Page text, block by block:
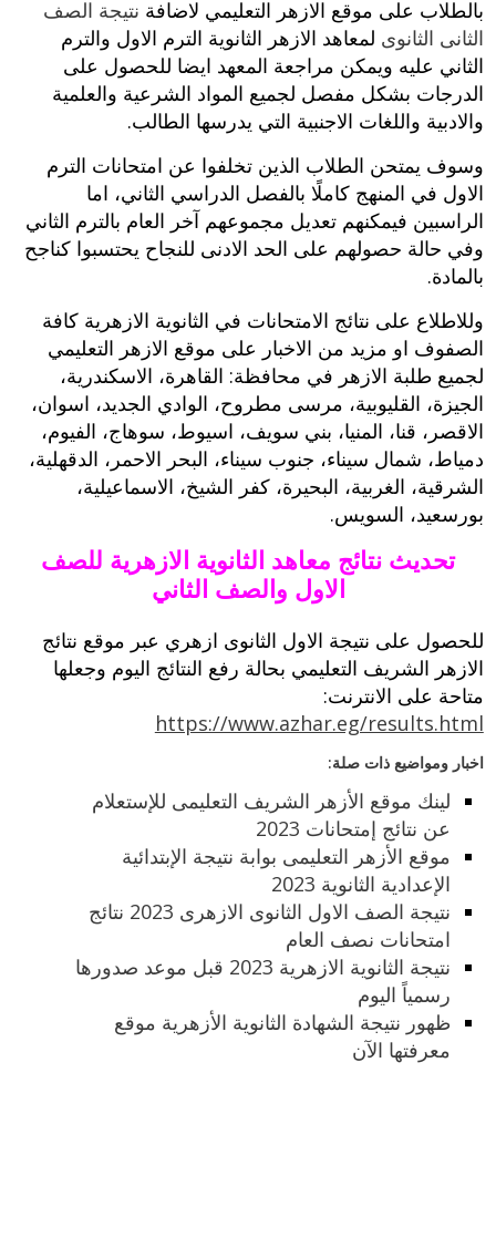
بالطلاب على موقع الازهر التعليمي لاضافة نتيجة الصف
الثانى الثانوى لمعاهد الازهر الثانوية الترم الاول والترم
الثاني عليه ويمكن مراجعة المعهد ايضا للحصول على
الدرجات بشكل مفصل لجميع المواد الشرعية والعلمية
والادبية واللغات الاجنبية التي يدرسها الطالب.
وسوف يمتحن الطلاب الذين تخلفوا عن امتحانات الترم
الاول في المنهج كاملًا بالفصل الدراسي الثاني، اما
الراسبين فيمكنهم تعديل مجموعهم آخر العام بالترم الثاني
وفي حالة حصولهم على الحد الادنى للنجاح يحتسبوا كناجح
بالمادة.
وللاطلاع على نتائج الامتحانات في الثانوية الازهرية كافة
الصفوف او مزيد من الاخبار على موقع الازهر التعليمي
لجميع طلبة الازهر في محافظة: القاهرة، الاسكندرية،
الجيزة، القليوبية، مرسى مطروح، الوادي الجديد، اسوان،
الاقصر، قنا، المنيا، بني سويف، اسيوط، سوهاج، الفيوم،
دمياط، شمال سيناء، جنوب سيناء، البحر الاحمر، الدقهلية،
الشرقية، الغربية، البحيرة، كفر الشيخ، الاسماعيلية،
بورسعيد، السويس.
تحديث نتائج معاهد الثانوية الازهرية للصف
الاول والصف الثاني
للحصول على نتيجة الاول الثانوى ازهري عبر موقع نتائج
الازهر الشريف التعليمي بحالة رفع النتائج اليوم وجعلها
متاحة على الانترنت:
https://www.azhar.eg/results.html
اخبار ومواضيع ذات صلة:
لينك موقع الأزهر الشريف التعليمى للإستعلام
عن نتائج إمتحانات 2023
موقع الأزهر التعليمى بوابة نتيجة الإبتدائية
الإعدادية الثانوية 2023
نتيجة الصف الاول الثانوى الازهرى 2023 نتائج
امتحانات نصف العام
نتيجة الثانوية الازهرية 2023 قبل موعد صدورها
رسمياً اليوم
ظهور نتيجة الشهادة الثانوية الأزهرية موقع
معرفتها الآن